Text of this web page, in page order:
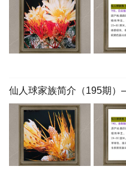
仙人球家族简介（195期